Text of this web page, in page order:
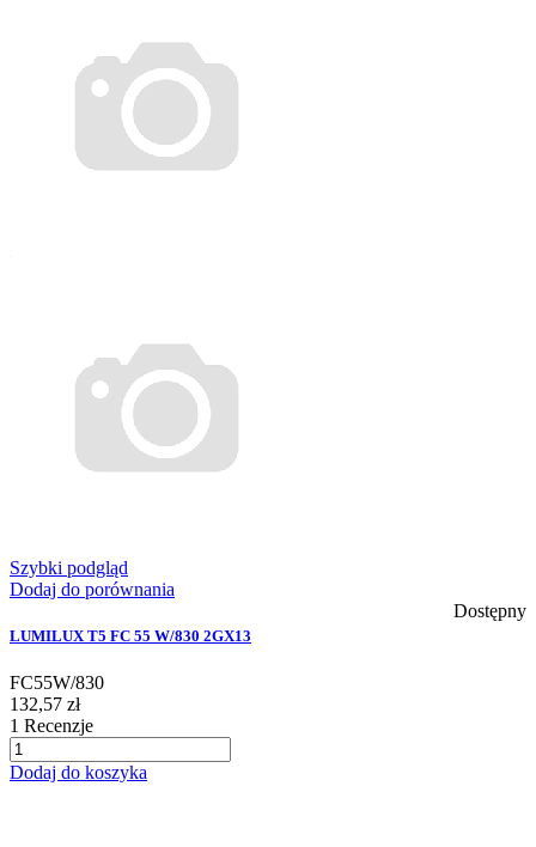
Szybki podgląd
Dodaj do porównania
Dostępny
LUMILUX T5 FC 55 W/830 2GX13
FC55W/830
132,57 zł
1 Recenzje
Dodaj do koszyka